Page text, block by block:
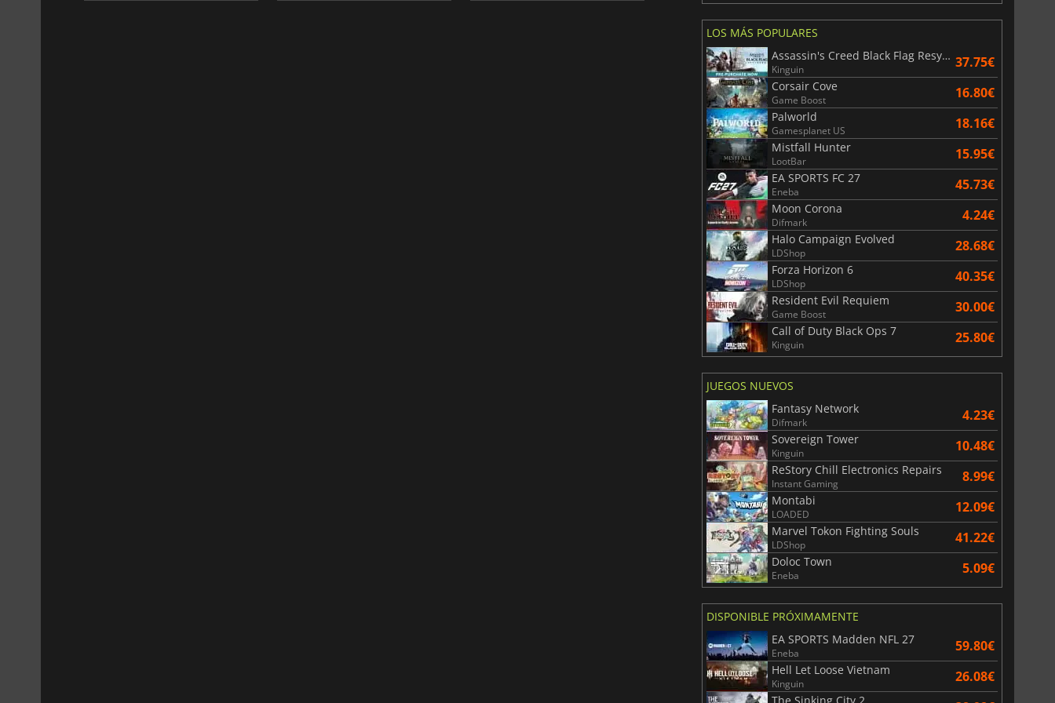
LOS MÁS POPULARES
Assassin's Creed Black Flag Resynced
Kinguin 37.75€
Corsair Cove
Game Boost 16.80€
Palworld
Gamesplanet US 18.16€
Mistfall Hunter
LootBar 15.95€
EA SPORTS FC 27
Eneba 45.73€
Moon Corona
Difmark 4.24€
Halo Campaign Evolved
LDShop 28.68€
Forza Horizon 6
LDShop 40.35€
Resident Evil Requiem
Game Boost 30.00€
Call of Duty Black Ops 7
Kinguin 25.80€
JUEGOS NUEVOS
Fantasy Network
Difmark 4.23€
Sovereign Tower
Kinguin 10.48€
ReStory Chill Electronics Repairs
Instant Gaming 8.99€
Montabi
LOADED 12.09€
Marvel Tokon Fighting Souls
LDShop 41.22€
Doloc Town
Eneba 5.09€
DISPONIBLE PRÓXIMAMENTE
EA SPORTS Madden NFL 27
Eneba 59.80€
Hell Let Loose Vietnam
Kinguin 26.08€